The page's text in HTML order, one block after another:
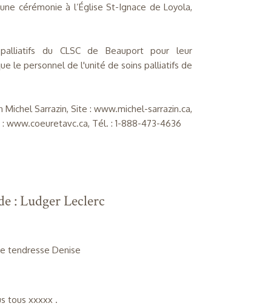
cérémonie à l’Église St-Ignace de Loyola,
du CLSC de Beauport pour leur
le personnel de l'unité de soins palliatifs de
Sarrazin, Site : www.michel-sarrazin.ca,
www.coeuretavc.ca, Tél. : 1-888-473-4636
: Ludger Leclerc
tendresse Denise
tous xxxxx .